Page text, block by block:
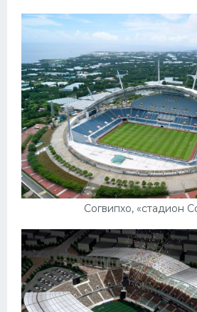
Согвипхо, «стадион